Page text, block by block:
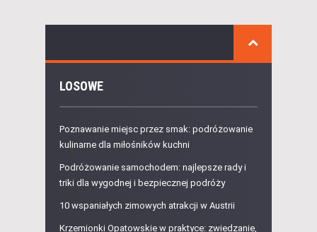
LOSOWE
Poznawanie miejsc przez smak: podróżowanie
kulinarne dla miłośników kuchni
Podróżowanie samochodem: najlepsze rady i
triki dla wygodnej i bezpiecznej podróży
10 wspaniałych zimowych atrakcji w Austrii
Krzemionki Opatowskie w praktyce: zwiedzanie,